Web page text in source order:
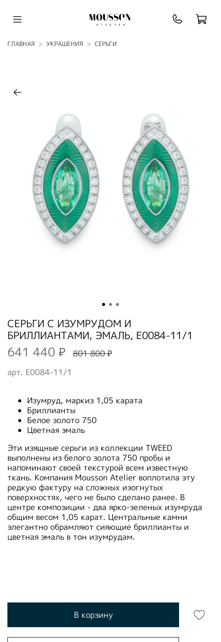
ГЛАВНАЯ УКРАШЕНИЯ СЕРЬГИ
арт. E0084-11/1
СЕРЬГИ С ИЗУМРУДОМ И
БРИЛЛИАНТАМИ, ЭМАЛЬ, E0084-11/1
641 440 ₽ 801 800 ₽
Изумруд, маркиз 1,05 карата
Бриллианты
Белое золото 750
Цветная эмаль
Эти изящные серьги из коллекции TWEED
выполнены из белого золота 750 пробы и
напоминают своей текстурой всем известную
ткань. Компания Mousson Atelier воплотила эту
редкую фактуру на сложных изогнутых
поверхностях, чего не было сделано ранее. В
центре композиции - два ярко-зеленых изумруда
общим весом 1,05 карат. Центральные камни
элегантно обрамляют сияющие бриллианты и
цветная эмаль в тон изумрудам.
В корзину